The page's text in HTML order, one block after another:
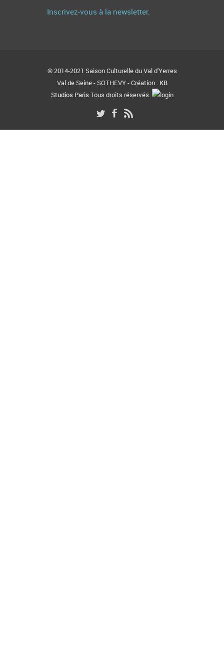
Inscrivez-vous à la newsletter.
© 2014-2021 Saison Culturelle du Val d'Yerres
Val de Seine - SOTHEVY - Création : KB
Studios Paris Tous droits réservés.